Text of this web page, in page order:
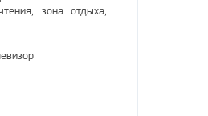
зона отдыха,